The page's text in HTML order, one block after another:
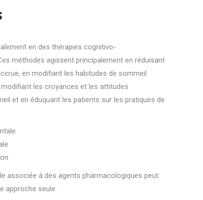
en des thérapies cognitivo-
méthodes agissent principalement en réduisant
en modifiant les habitudes de sommeil
les croyances et les attitudes
et en éduquant les patients sur les pratiques de
associée à des agents pharmacologiques peut
approche seule.